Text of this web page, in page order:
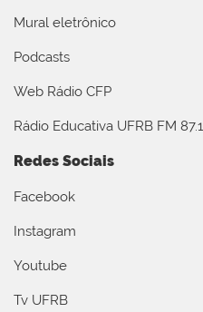
Mural eletrônico
Podcasts
Web Rádio CFP
Rádio Educativa UFRB FM 87.1
Redes Sociais
Facebook
Instagram
Youtube
Tv UFRB